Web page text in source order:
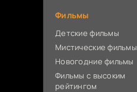
Фильмы
Детские фильмы
Мистические фильмы
Новогодние фильмы
Фильмы с высоким
рейтингом